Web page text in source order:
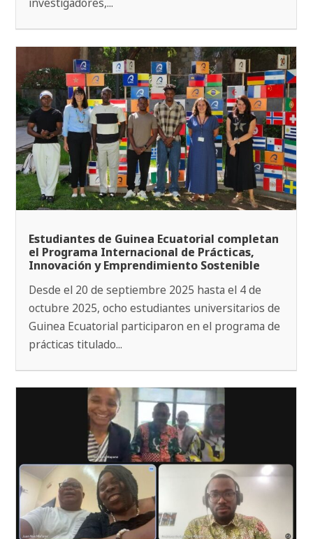
Estudiantes de Guinea Ecuatorial completan
el Programa Internacional de Prácticas,
Innovación y Emprendimiento Sostenible
Desde el 20 de septiembre 2025 hasta el 4 de
octubre 2025, ocho estudiantes universitarios de
Guinea Ecuatorial participaron en el programa de
prácticas titulado...